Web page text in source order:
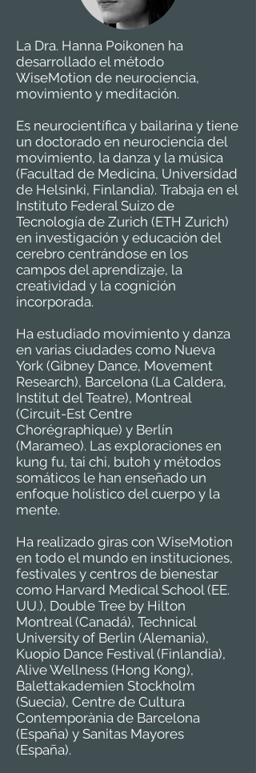
La Dra. Hanna Poikonen ha
desarrollado el método
WiseMotion de neurociencia,
movimiento y meditación.
Es neurocientífica y bailarina y tiene
un doctorado en neurociencia del
movimiento, la danza y la música
(Facultad de Medicina, Universidad
de Helsinki, Finlandia). Trabaja en el
Instituto Federal Suizo de
Tecnología de Zurich (ETH Zurich)
en investigación y educación del
cerebro centrándose en los
campos del aprendizaje, la
creatividad y la cognición
incorporada.
Ha estudiado movimiento y danza
en varias ciudades como Nueva
York (Gibney Dance, Movement
Research), Barcelona (La Caldera,
Institut del Teatre), Montreal
(Circuit-Est Centre
Chorégraphique) y Berlín
(Marameo). Las exploraciones en
kung fu, tai chi, butoh y métodos
somáticos le han enseñado un
enfoque holístico del cuerpo y la
mente.
Ha realizado giras con WiseMotion
en todo el mundo en instituciones,
festivales y centros de bienestar
como Harvard Medical School (EE.
UU.), Double Tree by Hilton
Montreal (Canadá), Technical
University of Berlin (Alemania),
Kuopio Dance Festival (Finlandia),
Alive Wellness (Hong Kong),
Balettakademien Stockholm
(Suecia), Centre de Cultura
Contemporània de Barcelona
(España) y Sanitas Mayores
(España).